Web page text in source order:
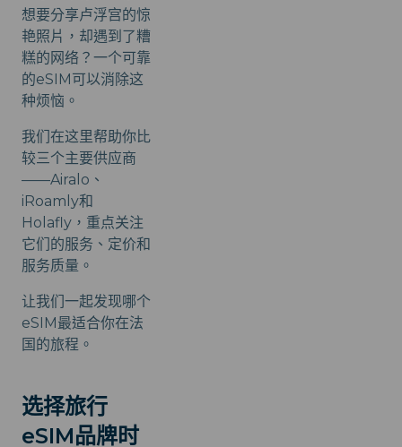
想要分享卢浮宫的惊
艳照片，却遇到了糟
糕的网络？一个可靠
的eSIM可以消除这
种烦恼。
我们在这里帮助你比
较三个主要供应商
——Airalo、
iRoamly和
Holafly，重点关注
它们的服务、定价和
服务质量。
让我们一起发现哪个
eSIM最适合你在法
国的旅程。
选择旅行
eSIM品牌时